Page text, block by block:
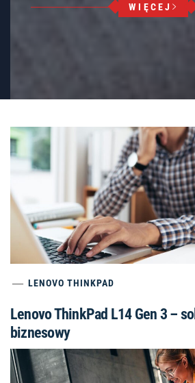
WIĘCEJ
LENOVO THINKPAD
Lenovo ThinkPad L14 Gen 3 –
biznesowy